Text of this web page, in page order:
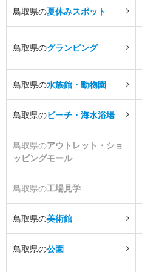
鳥取県の夏休みスポット
鳥取県のグランピング
鳥取県の水族館・動物園
鳥取県のビーチ・海水浴場
鳥取県のアウトレット・ショ
ッピングモール
鳥取県の工場見学
鳥取県の美術館
鳥取県の公園